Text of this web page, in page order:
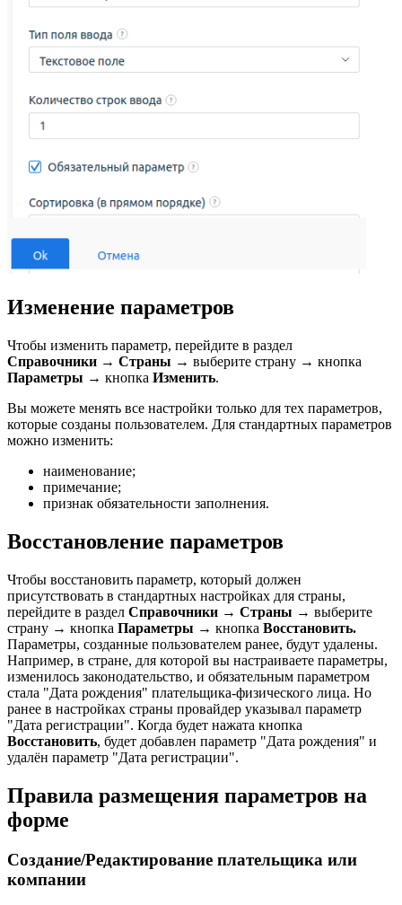
Изменение параметров
Чтобы изменить параметр, перейдите в раздел
Справочники → Страны → выберите страну → кнопка
Параметры → кнопка Изменить.
Вы можете менять все настройки только для тех параметров,
которые созданы пользователем. Для стандартных параметров
можно изменить:
наименование;
примечание;
признак обязательности заполнения.
Восстановление параметров
Чтобы восстановить параметр, который должен
присутствовать в стандартных настройках для страны,
перейдите в раздел Справочники → Страны → выберите
страну → кнопка Параметры → кнопка Восстановить.
Параметры, созданные пользователем ранее, будут удалены.
Например, в стране, для которой вы настраиваете параметры,
изменилось законодательство, и обязательным параметром
стала "Дата рождения" плательщика-физического лица. Но
ранее в настройках страны провайдер указывал параметр
"Дата регистрации". Когда будет нажата кнопка
Восстановить, будет добавлен параметр "Дата рождения" и
удалён параметр "Дата регистрации".
Правила размещения параметров на
форме
Создание/Редактирование плательщика или
компании